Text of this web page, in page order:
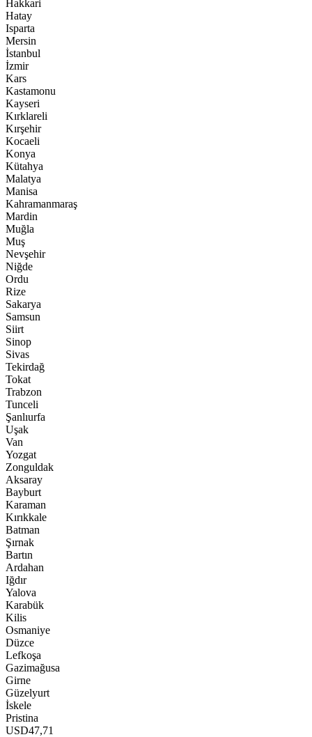
Hakkari
Hatay
Isparta
Mersin
İstanbul
İzmir
Kars
Kastamonu
Kayseri
Kırklareli
Kırşehir
Kocaeli
Konya
Kütahya
Malatya
Manisa
Kahramanmaraş
Mardin
Muğla
Muş
Nevşehir
Niğde
Ordu
Rize
Sakarya
Samsun
Siirt
Sinop
Sivas
Tekirdağ
Tokat
Trabzon
Tunceli
Şanlıurfa
Uşak
Van
Yozgat
Zonguldak
Aksaray
Bayburt
Karaman
Kırıkkale
Batman
Şırnak
Bartın
Ardahan
Iğdır
Yalova
Karabük
Kilis
Osmaniye
Düzce
Lefkoşa
Gazimağusa
Girne
Güzelyurt
İskele
Pristina
USD47,71